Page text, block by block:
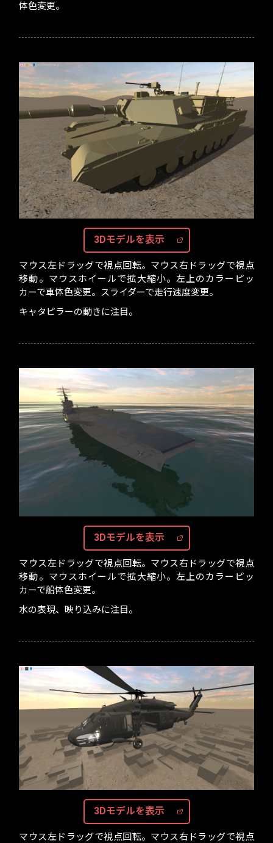
体色変更。
3Dモデルを表示
マウス左ドラッグで視点回転。マウス右ドラッグで視点
移動。マウスホイールで拡大縮小。左上のカラーピッ
カーで車体色変更。スライダーで走行速度変更。
キャタピラーの動きに注目。
3Dモデルを表示
マウス左ドラッグで視点回転。マウス右ドラッグで視点
移動。マウスホイールで拡大縮小。左上のカラーピッ
カーで船体色変更。
水の表現、映り込みに注目。
3Dモデルを表示
マウス左ドラッグで視点回転。マウス右ドラッグで視点